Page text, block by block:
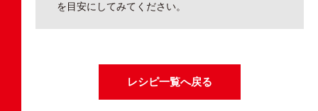
を目安にしてみてください。
レシピ一覧へ戻る